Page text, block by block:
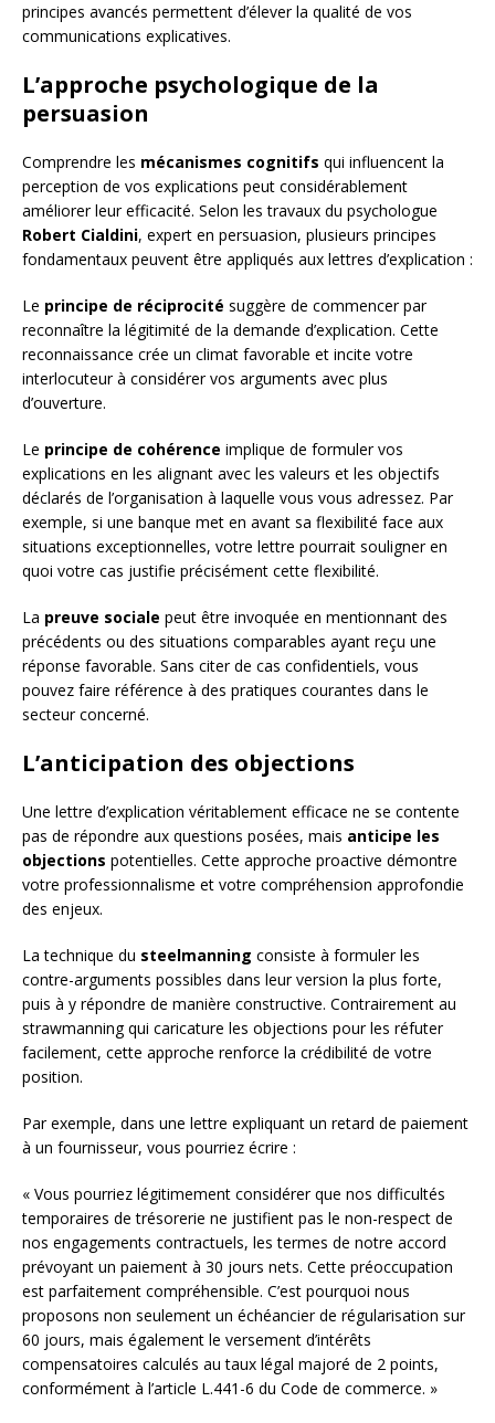
principes avancés permettent d’élever la qualité de vos
communications explicatives.
L’approche psychologique de la
persuasion
Comprendre les mécanismes cognitifs qui influencent la
perception de vos explications peut considérablement
améliorer leur efficacité. Selon les travaux du psychologue
Robert Cialdini, expert en persuasion, plusieurs principes
fondamentaux peuvent être appliqués aux lettres d’explication :
Le principe de réciprocité suggère de commencer par
reconnaître la légitimité de la demande d’explication. Cette
reconnaissance crée un climat favorable et incite votre
interlocuteur à considérer vos arguments avec plus
d’ouverture.
Le principe de cohérence implique de formuler vos
explications en les alignant avec les valeurs et les objectifs
déclarés de l’organisation à laquelle vous vous adressez. Par
exemple, si une banque met en avant sa flexibilité face aux
situations exceptionnelles, votre lettre pourrait souligner en
quoi votre cas justifie précisément cette flexibilité.
La preuve sociale peut être invoquée en mentionnant des
précédents ou des situations comparables ayant reçu une
réponse favorable. Sans citer de cas confidentiels, vous
pouvez faire référence à des pratiques courantes dans le
secteur concerné.
L’anticipation des objections
Une lettre d’explication véritablement efficace ne se contente
pas de répondre aux questions posées, mais anticipe les
objections potentielles. Cette approche proactive démontre
votre professionnalisme et votre compréhension approfondie
des enjeux.
La technique du steelmanning consiste à formuler les
contre-arguments possibles dans leur version la plus forte,
puis à y répondre de manière constructive. Contrairement au
strawmanning qui caricature les objections pour les réfuter
facilement, cette approche renforce la crédibilité de votre
position.
Par exemple, dans une lettre expliquant un retard de paiement
à un fournisseur, vous pourriez écrire :
« Vous pourriez légitimement considérer que nos difficultés
temporaires de trésorerie ne justifient pas le non-respect de
nos engagements contractuels, les termes de notre accord
prévoyant un paiement à 30 jours nets. Cette préoccupation
est parfaitement compréhensible. C’est pourquoi nous
proposons non seulement un échéancier de régularisation sur
60 jours, mais également le versement d’intérêts
compensatoires calculés au taux légal majoré de 2 points,
conformément à l’article L.441-6 du Code de commerce. »